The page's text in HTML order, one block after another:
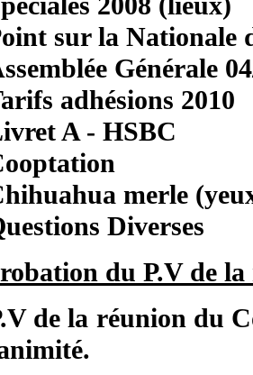
sur la Nationale
Générale
adhésions 2010
A - HSBC
merle
Diverses
du P.V de
de la réunion du